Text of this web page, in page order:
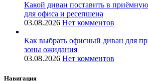
Какой диван поставить в
для офиса и ресепшена
03.08.2026 Нет комментов
Как выбрать офисный диван для
зоны ожидания
03.08.2026 Нет комментов
Навигация